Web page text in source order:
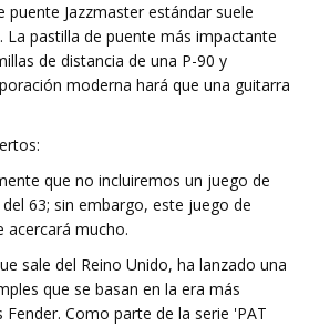
Jazzmaster estándar suele
La pastilla de puente más impactante
de distancia de una P-90 y
moderna hará que una guitarra
que no incluiremos un juego de
63; sin embargo, este juego de
acercará mucho.
sale del Reino Unido, ha lanzado una
que se basan en la era más
Como parte de la serie 'PAT